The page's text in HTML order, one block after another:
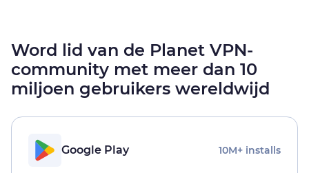
Word lid van de Planet VPN-
community met meer dan 10
miljoen gebruikers wereldwijd
Google Play 10M+ installs